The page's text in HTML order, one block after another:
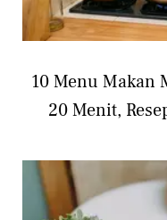
10 Menu Makan
20 Menit,